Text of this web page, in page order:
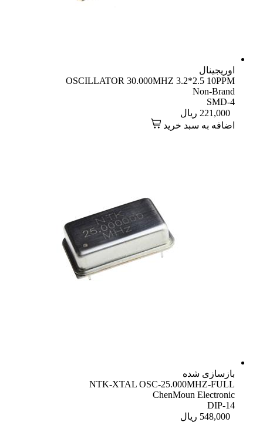
اوریجینال
OSCILLATOR 30.000MHZ 3.2*2.5 10PPM
Non-Brand
SMD-4
221,000 ریال
اضافه به سبد خرید
بازسازی شده
NTK-XTAL OSC-25.000MHZ-FULL
ChenMoun Electronic
DIP-14
548,000 ریال